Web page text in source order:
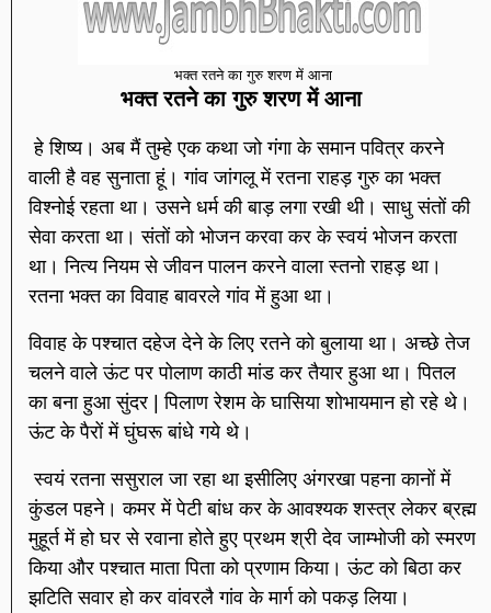
भक्त रतने का गुरु शरण में आना
भक्त रतने का गुरु शरण में आना
हे शिष्य। अब मैं तुम्हे एक कथा जो गंगा के समान पवित्र करने
वाली है वह सुनाता हूं। गांव जांगलू में रतना राहड़ गुरु का भक्त
विश्नोई रहता था। उसने धर्म की बाड़ लगा रखी थी। साधु संतों की
सेवा करता था। संतों को भोजन करवा कर के स्वयं भोजन करता
था। नित्य नियम से जीवन पालन करने वाला स्तनो राहड़ था।
रतना भक्त का विवाह बावरले गांव में हुआ था।
विवाह के पश्चात दहेज देने के लिए रतने को बुलाया था। अच्छे तेज
चलने वाले ऊंट पर पोलाण काठी मांड कर तैयार हुआ था। पितल
का बना हुआ सुंदर | पिलाण रेशम के घासिया शोभायमान हो रहे थे।
ऊंट के पैरों में घुंघरू बांधे गये थे।
स्वयं रतना ससुराल जा रहा था इसीलिए अंगरखा पहना कानों में
कुंडल पहने। कमर में पेटी बांध कर के आवश्यक शस्त्र लेकर ब्रह्म
मुहूर्त में हो घर से रवाना होते हुए प्रथम श्री देव जाम्भोजी को स्मरण
किया और पश्चात माता पिता को प्रणाम किया। ऊंट को बिठा कर
झटिति सवार हो कर वांवरलै गांव के मार्ग को पकड़ लिया।